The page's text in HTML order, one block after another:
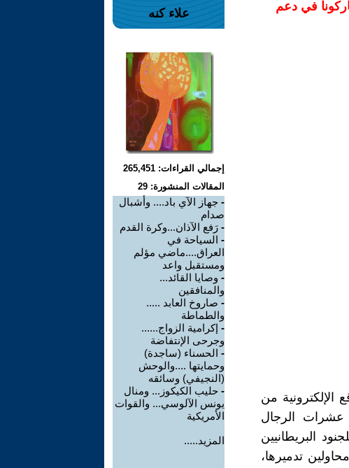
في دعم
الإلكترونية من
الرجال
البريطانيين
تدميرها،
علاء كنه
إجمالي القراءات: 265,451
المقالات المنشورة: 29
- جهاز الآي باد.... وأشبال
صدام
- رَفع الآذان...وكرة القدم
- السياحة في
العراق....ماضي مؤلم
ومستقبل واعد
- وصايا القائد...
والمنافقين
- صاروخ العابد .....
والطماطة
- إكرامية الزواج......
وجرحى الإنتفاضة
- الحسناء (ساجدة)
وحمايتها ....والوحش
(النجيفي) وسائقه
- حليب الكيكوز... ومنال
يونس الآلوسي... والقوات
الأمريكية
المزيد.....